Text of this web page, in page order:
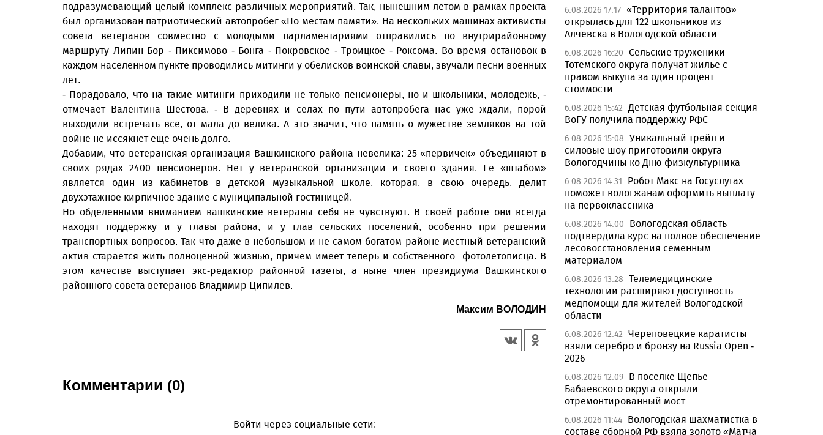
подразумевающий целый комплекс различных мероприятий. Так, нынешним летом в рамках проекта
был организован патриотический автопробег «По местам памяти». На нескольких машинах активисты
совета ветеранов совместно с молодыми парламентариями отправились по внутрирайонному
маршруту Липин Бор - Пиксимово - Бонга - Покровское - Троицкое - Роксома. Во время остановок в
каждом населенном пункте проводились митинги у обелисков воинской славы, звучали песни военных
лет.
- Порадовало, что на такие митинги приходили не только пенсионеры, но и школьники, молодежь, -
отмечает Валентина Шестова. - В деревнях и селах по пути автопробега нас уже ждали, порой
выходили встречать все, от мала до велика. А это значит, что память о мужестве земляков на той
войне не иссякнет еще очень долго.
Добавим, что ветеранская организация Вашкинского района невелика: 25 «первичек» объединяют в
своих рядах 2400 пенсионеров. Нет у ветеранской организации и своего здания. Ее «штабом»
является один из кабинетов в детской музыкальной школе, которая, в свою очередь, делит
двухэтажное кирпичное здание с муниципальной гостиницей.
Но обделенными вниманием вашкинские ветераны себя не чувствуют. В своей работе они всегда
находят поддержку и у главы района, и у глав сельских поселений, особенно при решении
транспортных вопросов. Так что даже в небольшом и не самом богатом районе местный ветеранский
актив старается жить полноценной жизнью, причем имеет теперь и собственного фотолетописца. В
этом качестве выступает экс-редактор районной газеты, а ныне член президиума Вашкинского
районного совета ветеранов Владимир Ципилев.
Максим ВОЛОДИН
Комментарии (0)
Войти через социальные сети:
6.08.2026 17:17 «Территория талантов»
открылась для 122 школьников из
Алчевска в Вологодской области
6.08.2026 16:20 Сельские труженики
Тотемского округа получат жилье с
правом выкупа за один процент
стоимости
6.08.2026 15:42 Детская футбольная секция
ВоГУ получила поддержку РФС
6.08.2026 15:08 Уникальный трейл и
силовые шоу приготовили округа
Вологодчины ко Дню физкультурника
6.08.2026 14:31
Робот Макс на Госуслугах
поможет вологжанам оформить выплату
на первоклассника
6.08.2026 14:00
Вологодская область
подтвердила курс на полное обеспечение
лесовосстановления семенным
материалом
6.08.2026 13:28 Телемедицинские
технологии расширяют доступность
медпомощи для жителей Вологодской
области
6.08.2026 12:42 Череповецкие каратисты
взяли серебро и бронзу на Russia Open -
2026
6.08.2026 12:09 В поселке Щепье
Бабаевского округа открыли
отремонтированный мост
6.08.2026 11:44 Вологодская шахматистка в
составе сборной РФ взяла золото «Матча